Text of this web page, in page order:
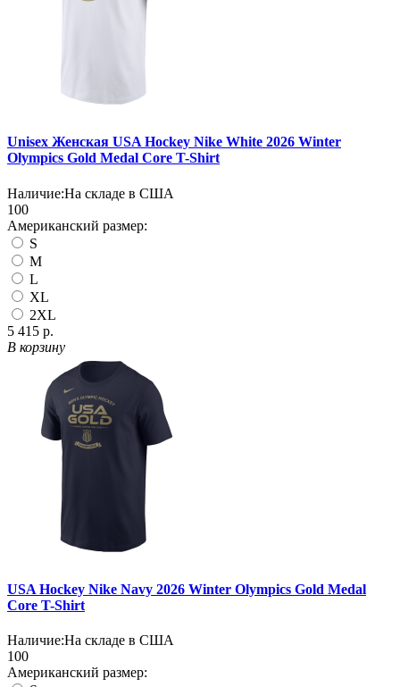
Unisex Женская USA Hockey Nike White 2026 Winter
Olympics Gold Medal Core T-Shirt
Наличие:На складе в США
100
Американский размер:
S
M
L
XL
2XL
5 415 р.
В корзину
USA Hockey Nike Navy 2026 Winter Olympics Gold Medal
Core T-Shirt
Наличие:На складе в США
100
Американский размер: